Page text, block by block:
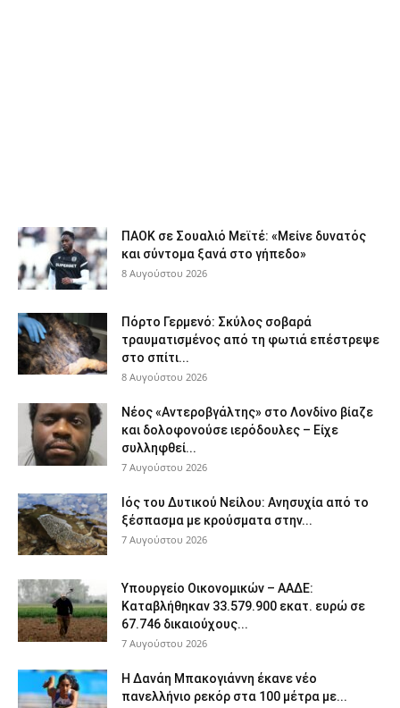
ΠΑΟΚ σε Σουαλιό Μεϊτέ: «Μείνε δυνατός
και σύντομα ξανά στο γήπεδο»
8 Αυγούστου 2026
Πόρτο Γερμενό: Σκύλος σοβαρά
τραυματισμένος από τη φωτιά επέστρεψε
στο σπίτι...
8 Αυγούστου 2026
Νέος «Αντεροβγάλτης» στο Λονδίνο βίαζε
και δολοφονούσε ιερόδουλες – Είχε
συλληφθεί...
7 Αυγούστου 2026
Ιός του Δυτικού Νείλου: Ανησυχία από το
ξέσπασμα με κρούσματα στην...
7 Αυγούστου 2026
Υπουργείο Οικονομικών – ΑΑΔΕ:
Καταβλήθηκαν 33.579.900 εκατ. ευρώ σε
67.746 δικαιούχους...
7 Αυγούστου 2026
Η Δανάη Μπακογιάννη έκανε νέο
πανελλήνιο ρεκόρ στα 100 μέτρα με...